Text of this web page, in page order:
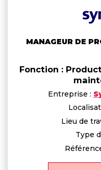
MANAGEUR DE
Fonction :
Entreprise :
Lieu de
Type